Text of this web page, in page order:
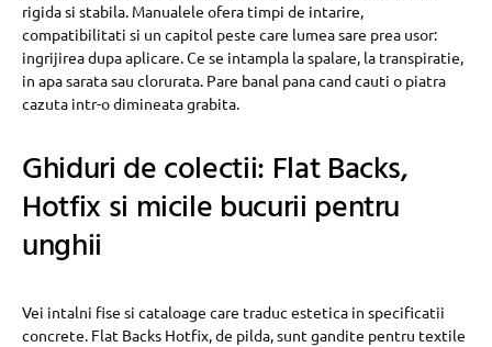
rigida si stabila. Manualele ofera timpi de intarire,
compatibilitati si un capitol peste care lumea sare prea usor:
ingrijirea dupa aplicare. Ce se intampla la spalare, la transpiratie,
in apa sarata sau clorurata. Pare banal pana cand cauti o piatra
cazuta intr-o dimineata grabita.
Ghiduri de colectii: Flat Backs,
Hotfix si micile bucurii pentru
unghii
Vei intalni fise si cataloage care traduc estetica in specificatii
concrete. Flat Backs Hotfix, de pilda, sunt gandite pentru textile